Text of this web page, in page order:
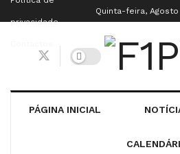
privacidade
Quinta-feira,
PÁGINA INICIAL